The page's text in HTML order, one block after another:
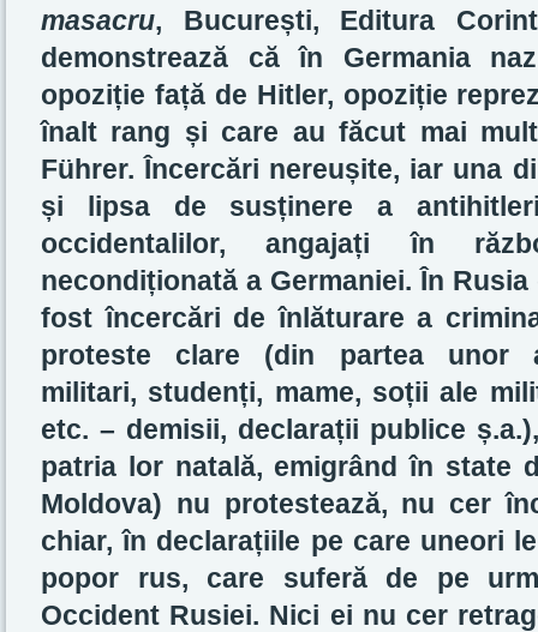
masacru, București, Editura
demonstrează că în Germania
opoziție față de Hitler, opoziție
înalt rang și care au făcut mai
Führer. Încercări nereușite, iar una
și lipsa de susținere a
occidentalilor, angajați în
necondiționată a Germaniei. În
fost încercări de înlăturare a
proteste clare (din partea unor
militari, studenți, mame, soții ale
etc. – demisii, declarații publice
patria lor natală, emigrând în state
Moldova) nu protestează, nu cer
chiar, în declarațiile pe care uneori
popor rus, care suferă de pe
Occident Rusiei. Nici ei nu cer